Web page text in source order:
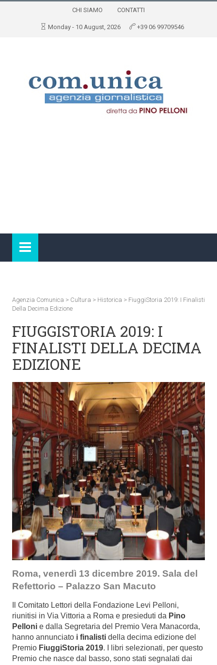
CHI SIAMO CONTATTI
Monday - 10 August, 2026 +39 06 99709546
Agenzia Comunica > Cultura > Historica > FiuggiStoria 2019: I Finalisti
Della Decima Edizione
FIUGGISTORIA 2019: I
FINALISTI DELLA DECIMA
EDIZIONE
Roma, venerdì 13 dicembre 2019. Sala del
Refettorio – Palazzo San Macuto
Il Comitato Lettori della Fondazione Levi Pelloni,
riunitisi in Via Vittoria a Roma e presieduti da Pino
Pelloni e dalla Segretaria del Premio Vera Manacorda,
hanno annunciato i finalisti della decima edizione del
Premio FiuggiStoria 2019. I libri selezionati, per questo
Premio che nasce dal basso, sono stati segnalati dai